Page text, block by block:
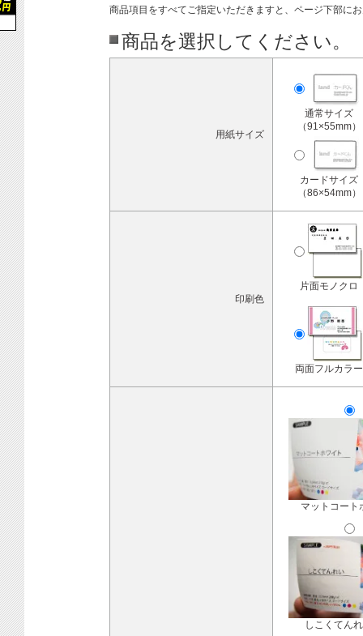
商品項目をすべてご指定いただきますと、ページ下部に
商品を選択してください。
用紙サイズ
通常サイズ
（91×55mm）
カードサイズ
（86×54mm）
印刷色
片面モノクロ
両面フルカラー
マットコート
しこくてん